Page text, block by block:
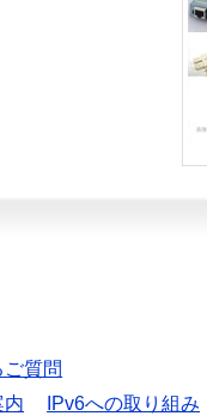
ご質問
内
IPv6への取り組み